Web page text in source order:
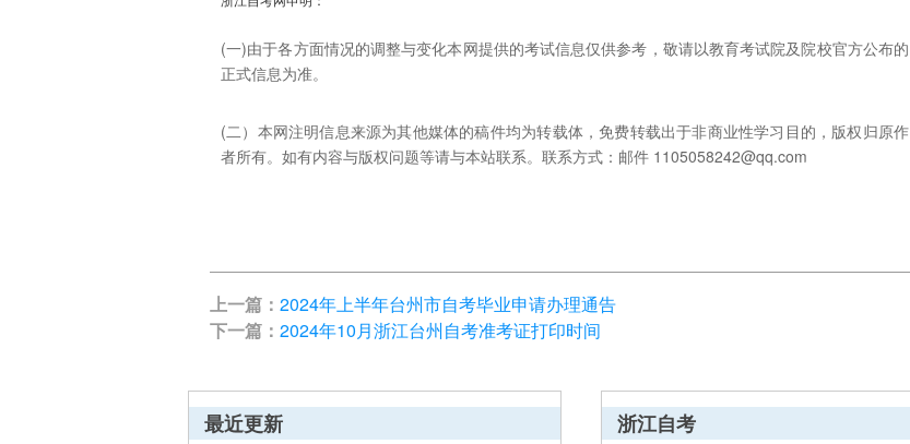
(一)由于各方面情况的调整与变化本网提供的考试信息仅供参考，敬请以教育考试院及院校官方公布的
正式信息为准。
(二）本网注明信息来源为其他媒体的稿件均为转载体，免费转载出于非商业性学习目的，版权归原作
者所有。如有内容与版权问题等请与本站联系。联系方式：邮件 1105058242@qq.com
上一篇： 2024年上半年台州市自考毕业申请办理通告
下一篇： 2024年10月浙江台州自考准考证打印时间
最近更新 浙江自考